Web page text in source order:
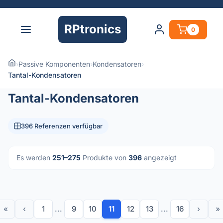
RPtronics 0
›Passive Komponenten›Kondensatoren›
Tantal-Kondensatoren
Tantal-Kondensatoren
396 Referenzen verfügbar
Es werden 251–275 Produkte von 396 angezeigt
« ‹ 1 ... 9 10 11 12 13 ... 16 › »